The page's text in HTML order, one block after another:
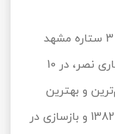
3 ستاره مشهد
نصر، در 10
و بهترین
1382 و بازسازی در